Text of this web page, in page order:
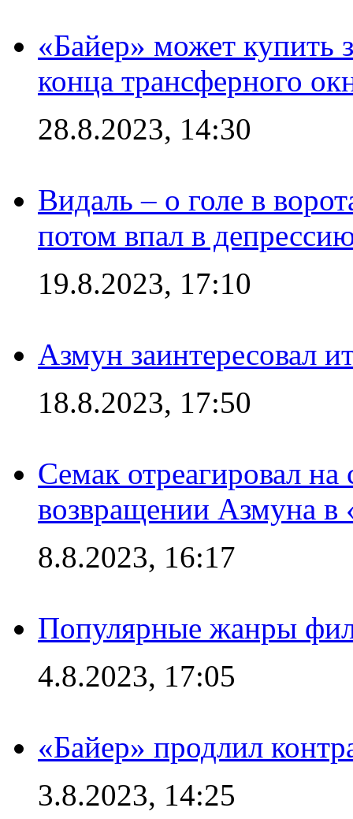
«Байер» может купить
конца трансферного
28.8.2023, 14:30
Видаль – о голе в
потом впал в
19.8.2023, 17:10
Азмун заинтересовал
18.8.2023, 17:50
Семак отреагировал
возвращении Азмуна в
8.8.2023, 16:17
Популярные жанры
4.8.2023, 17:05
«Байер» продлил
3.8.2023, 14:25